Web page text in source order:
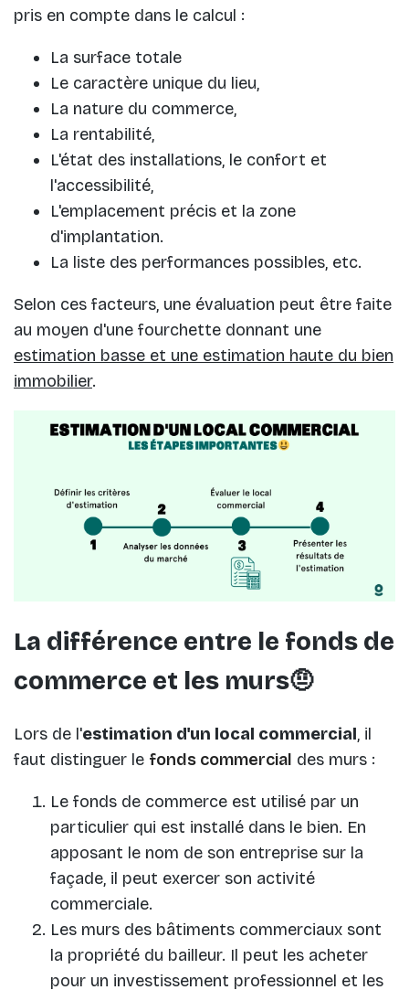
pris en compte dans le calcul :
La surface totale
Le caractère unique du lieu,
La nature du commerce,
La rentabilité,
L'état des installations, le confort et
l'accessibilité,
L'emplacement précis et la zone
d'implantation.
La liste des performances possibles, etc.
Selon ces facteurs, une évaluation peut être faite
au moyen d'une fourchette donnant une
estimation basse et une estimation haute du bien
immobilier.
La différence entre le fonds de
commerce et les murs🤨
Lors de l'estimation d'un local commercial, il
faut distinguer le fonds commercial des murs :
Le fonds de commerce est utilisé par un
particulier qui est installé dans le bien. En
apposant le nom de son entreprise sur la
façade, il peut exercer son activité
commerciale.
Les murs des bâtiments commerciaux sont
la propriété du bailleur. Il peut les acheter
pour un investissement professionnel et les